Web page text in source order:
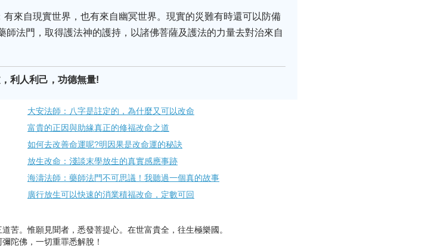
來自現實世界，也有來自幽冥世界。現實的災難有時還可以防備
法門，取得護法神的護持，以諸佛菩薩及護法的力量去對治來自
利人利己，功德無量!
大安法師：八字是註定的，為什麼又可​以改命
富貴的正因與助緣真正的修福改命之道
如何去改善命運呢?明因果是改命運的秘訣
放生改命：淺談末學放生的真實感應事跡
海濤法師：藥師法門不可思議！我聽過一個真的故事
廣行放生可以快速的消業積福改命，定數可回
苦。惟願見聞者，悉發菩提心。在世富貴全，往生極樂國。
陀佛，一切重罪悉解脫！